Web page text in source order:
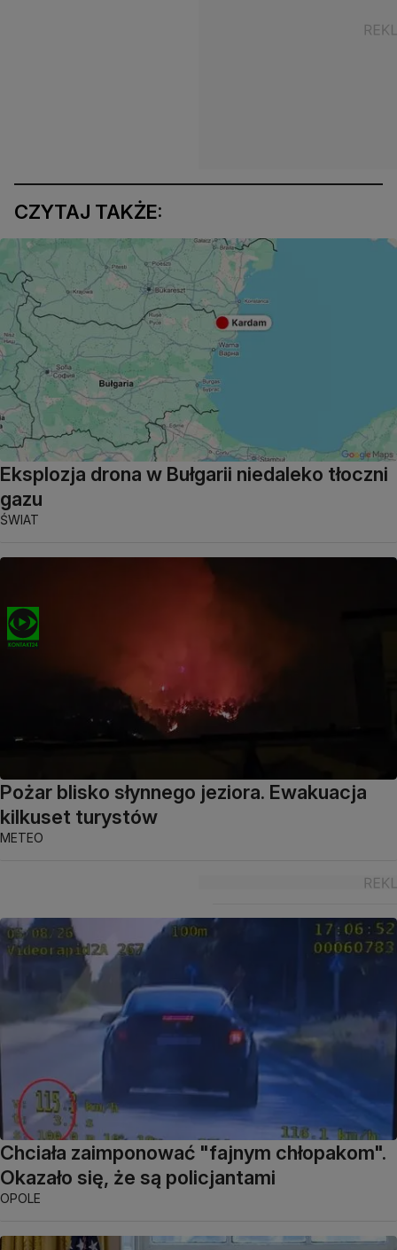
CZYTAJ TAKŻE:
Eksplozja drona w Bułgarii niedaleko tłoczni
gazu
ŚWIAT
Pożar blisko słynnego jeziora. Ewakuacja
kilkuset turystów
METEO
Chciała zaimponować "fajnym chłopakom".
Okazało się, że są policjantami
OPOLE